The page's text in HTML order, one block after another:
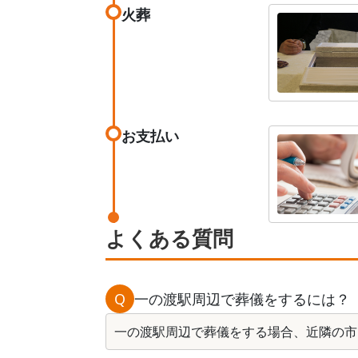
火葬
お支払い
よくある質問
Q 一の渡駅周辺で葬儀をするには？
一の渡駅周辺で葬儀をする場合、近隣の